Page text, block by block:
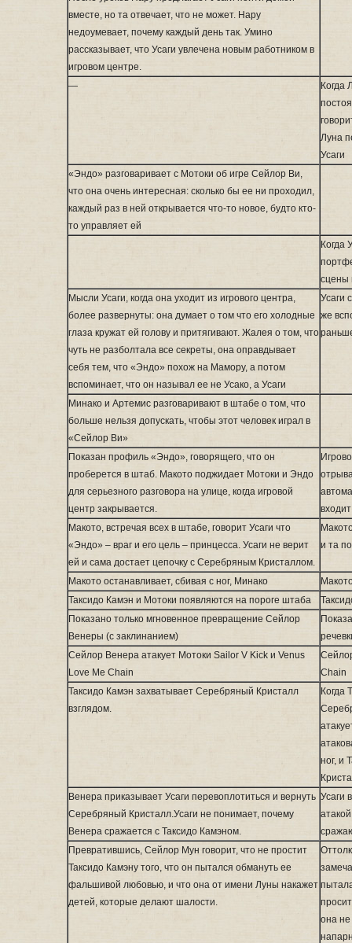
вместе, но та отвечает, что не может. Нару
недоумевает, почему каждый день так. Умино
рассказывает, что Усаги увлечена новым работником в
игровом центре.
—
Когда
Луна
Усаги
«Эндо» разговаривает с Мотоки об игре Сейлор Ви,
что она очень интересная: сколько бы ее ни проходил,
каждый раз в ней открывается что-то новое, будто кто-
то управляет ей
Когда
сцены
Мысли Усаги, когда она уходит из игрового центра,
более развернуты: она думает о том что его холодные
глаза кружат ей голову и притягивают. Жалея о том, что
чуть не разболтала все секреты, она оправдывает
себя тем, что «Эндо» похож на Мамору, а потом
вспоминает, что он называл ее не Усако, а Усаги
Усаги
же
Минако и Артемис разговаривают в штабе о том, что
больше нельзя допускать, чтобы этот человек играл в
«Сейлор Ви»
Показан профиль «Эндо», говорящего, что он
проберется в штаб. Макото поджидает Мотоки и Эндо
для серьезного разговора на улице, когда игровой
центр закрывается.
Макото, встречая всех в штабе, говорит Усаги что
«Эндо» – враг и его цель – принцесса. Усаги не верит
ей и сама достает цепочку с Серебряным Кристаллом.
и та
Макото останавливает, сбивая с ног, Минако
Таксидо Камэн и Мотоки появляются на пороге штаба
Показано только мгновенное превращение Сейлор
Венеры (с заклинанием)
Сейлор Венера атакует Мотоки Sailor V Kick и Venus
Love Me Chain
Chain
Таксидо Камэн захватывает Серебряный Кристалл
взглядом.
Когда
ног, и
Венера приказывает Усаги перевоплотиться и вернуть
Серебряный Кристалл.Усаги не понимает, почему
Венера сражается с Таксидо Камэном.
Усаги
Превратившись, Сейлор Мун говорит, что не простит
Таксидо Камэну того, что он пытался обмануть ее
фальшивой любовью, и что она от имени Луны накажет
детей, которые делают шалости.
она не